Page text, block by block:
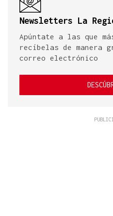
Newsletters La
Apúntate a las que
recíbelas de manera
correo electrónico